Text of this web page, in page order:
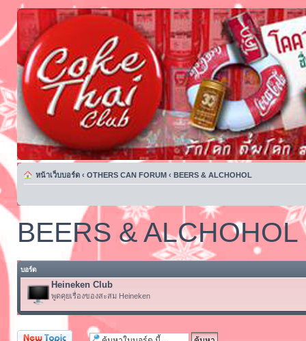
หน้าเว็บบอร์ด ‹ OTHERS CAN FORUM ‹ BEERS & ALCHOHOL
BEERS & ALCHOHOL
บอร์ด
Heineken Club
พูดคุยเรื่องของสะสม Heineken
ตั้งกระทู้ใหม่